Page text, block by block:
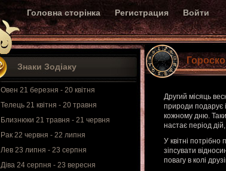
Головна сторінка Регистрация Войти
Знаки Зодіаку
Овен 21 березня - 20 квітня
Телець 21 квітня - 20 травня
Близнюки 21 травня - 21 червня
Рак 22 червня - 22 липня
Лев 23 липня - 23 серпня
Діва 24 серпня - 23 вересня
Другий місяць
природи подарує
кожному дню.
настає період
У квітні потрібно
зіпсувати
повагу в колі